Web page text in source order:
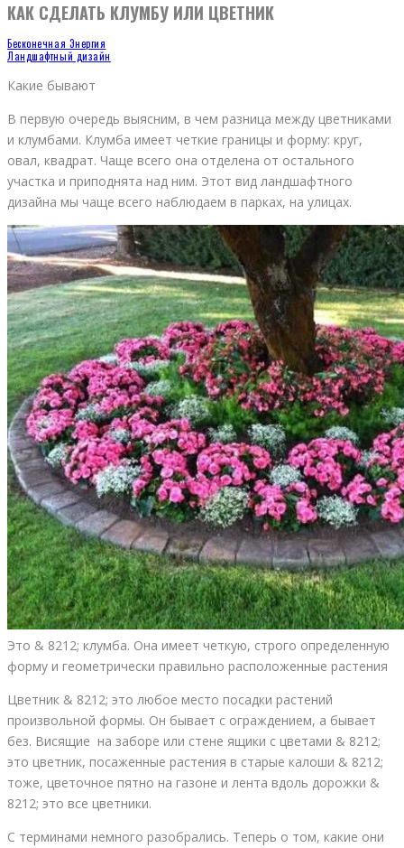
КАК СДЕЛАТЬ КЛУМБУ ИЛИ ЦВЕТНИК
Бесконечная Энергия
Ландшафтный дизайн
Какие бывают
В первую очередь выясним, в чем разница между цветниками
и клумбами. Клумба имеет четкие границы и форму: круг,
овал, квадрат. Чаще всего она отделена от остального
участка и приподнята над ним. Этот вид ландшафтного
дизайна мы чаще всего наблюдаем в парках, на улицах.
Это & 8212; клумба. Она имеет четкую, строго определенную
форму и геометрически правильно расположенные растения
Цветник & 8212; это любое место посадки растений
произвольной формы. Он бывает с ограждением, а бывает
без. Висящие на заборе или стене ящики с цветами & 8212;
это цветник, посаженные растения в старые калоши & 8212;
тоже, цветочное пятно на газоне и лента вдоль дорожки &
8212; это все цветники.
С терминами немного разобрались. Теперь о том, какие они